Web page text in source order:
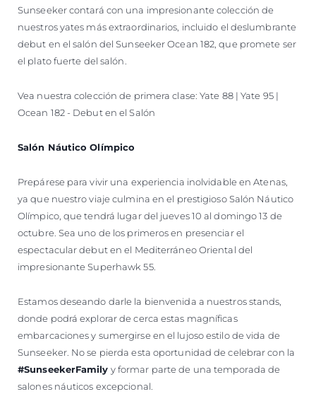
Sunseeker contará con una impresionante colección de
nuestros yates más extraordinarios, incluido el deslumbrante
debut en el salón del Sunseeker Ocean 182, que promete ser
el plato fuerte del salón.
Vea nuestra colección de primera clase: Yate 88 | Yate 95 |
Ocean 182 - Debut en el Salón
Salón Náutico Olímpico
Prepárese para vivir una experiencia inolvidable en Atenas,
ya que nuestro viaje culmina en el prestigioso Salón Náutico
Olímpico, que tendrá lugar del jueves 10 al domingo 13 de
octubre. Sea uno de los primeros en presenciar el
espectacular debut en el Mediterráneo Oriental del
impresionante Superhawk 55.
Estamos deseando darle la bienvenida a nuestros stands,
donde podrá explorar de cerca estas magníficas
embarcaciones y sumergirse en el lujoso estilo de vida de
Sunseeker. No se pierda esta oportunidad de celebrar con la
#SunseekerFamily y formar parte de una temporada de
salones náuticos excepcional.